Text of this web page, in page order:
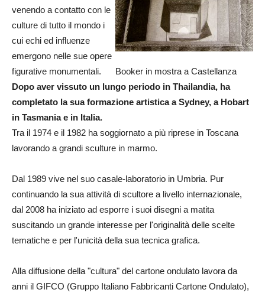
Booker in mostra a Castellanza
venendo a contatto con le
culture di tutto il mondo i
cui echi ed influenze
emergono nelle sue opere
figurative monumentali.
Dopo aver vissuto un lungo periodo in Thailandia, ha
completato la sua formazione artistica a Sydney, a Hobart
in Tasmania e in Italia.
Tra il 1974 e il 1982 ha soggiornato a più riprese in Toscana
lavorando a grandi sculture in marmo.
Dal 1989 vive nel suo casale-laboratorio in Umbria. Pur
continuando la sua attività di scultore a livello internazionale,
dal 2008 ha iniziato ad esporre i suoi disegni a matita
suscitando un grande interesse per l'originalità delle scelte
tematiche e per l'unicità della sua tecnica grafica.
Alla diffusione della "cultura" del cartone ondulato lavora da
anni il GIFCO (Gruppo Italiano Fabbricanti Cartone Ondulato),